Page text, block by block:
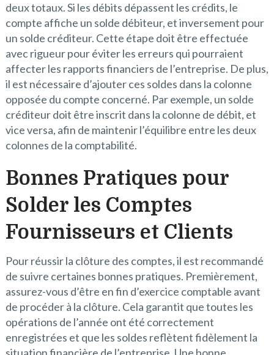
deux totaux. Si les débits dépassent les crédits, le
compte affiche un solde débiteur, et inversement pour
un solde créditeur. Cette étape doit être effectuée
avec rigueur pour éviter les erreurs qui pourraient
affecter les rapports financiers de l’entreprise. De plus,
il est nécessaire d’ajouter ces soldes dans la colonne
opposée du compte concerné. Par exemple, un solde
créditeur doit être inscrit dans la colonne de débit, et
vice versa, afin de maintenir l’équilibre entre les deux
colonnes de la comptabilité.
Bonnes Pratiques pour
Solder les Comptes
Fournisseurs et Clients
Pour réussir la clôture des comptes, il est recommandé
de suivre certaines bonnes pratiques. Premièrement,
assurez-vous d’être en fin d’exercice comptable avant
de procéder à la clôture. Cela garantit que toutes les
opérations de l’année ont été correctement
enregistrées et que les soldes reflètent fidèlement la